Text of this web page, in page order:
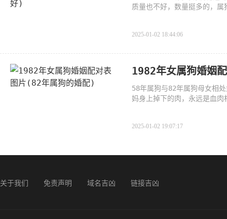
质量也不好，数量挺多的，
2025-01-02 18:44:06
1982年女属狗婚姻
58年属狗与82年属狗母女相
妈身上掉下的肉，永远是血
2025-01-02 19:07:17
关于我们 免责声明 域名吉凶 链接吉凶